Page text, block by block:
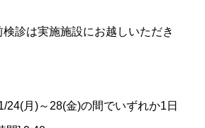
診は実施施設にお越しいただき
24(月)～28(金)の間でいずれか1日